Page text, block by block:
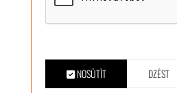
NOSŪTĪT DZĒST